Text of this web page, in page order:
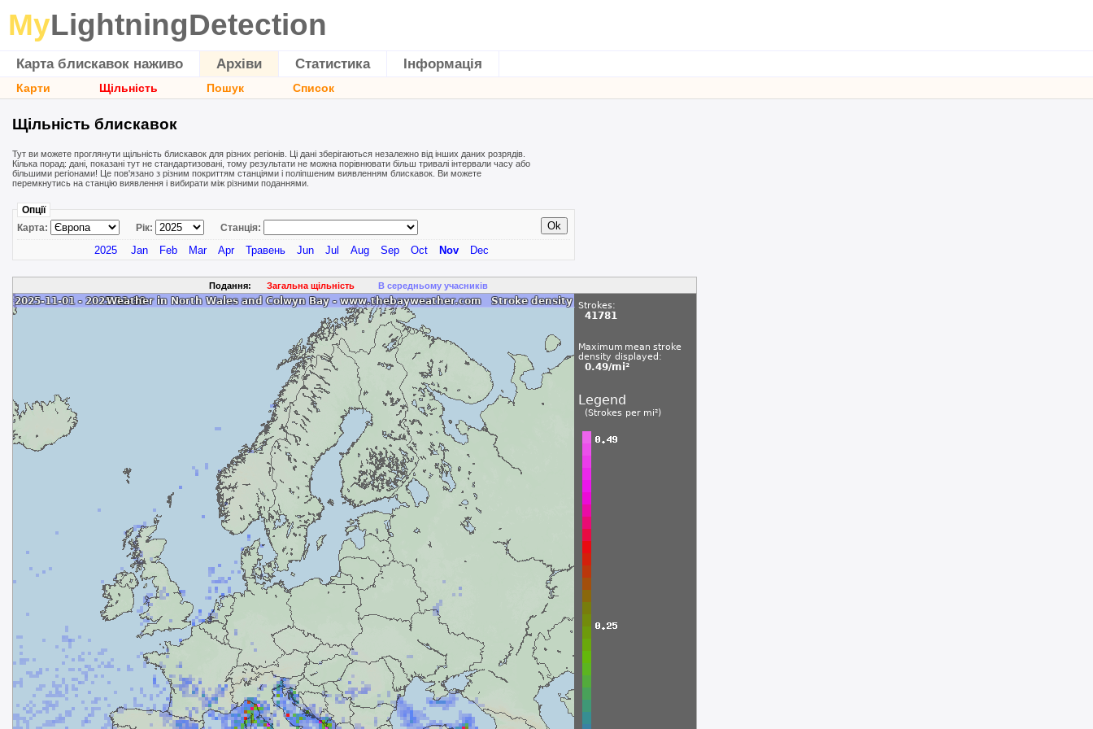
MyLightningDetection
Карта блискавок наживо Архіви Статистика Інформація
Карти Щільність Пошук Список
Щільність блискавок
Тут ви можете проглянути щільність блискавок для різних регіонів. Ці дані зберігаються незалежно від інших даних розрядів.
Кілька порад: дані, показані тут не стандартизовані, тому результати не можна порівнювати більш тривалі інтервали часу або
більшими регіонами! Це пов'язано з різним покриттям станціями і поліпшеним виявленням блискавок. Ви можете
перемкнутись на станцію виявлення і вибирати між різними поданнями.
Опції
Карта:
Рік: Станція:
2025 Jan Feb Mar Apr Травень Jun Jul Aug Sep Oct Nov Dec
Подання: Загальна щільність В середньому учасників